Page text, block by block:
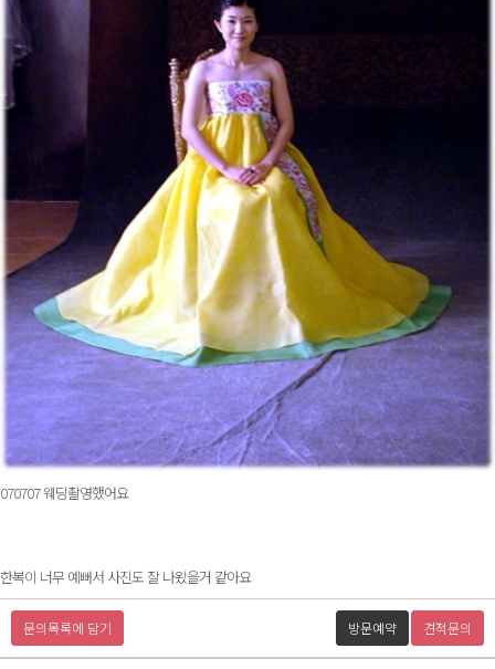
070707 웨딩촬영했어요
한복이 너무 예뻐서 사진도 잘 나왔을거 같아요
문의목록에 담기 방문예약 견적문의